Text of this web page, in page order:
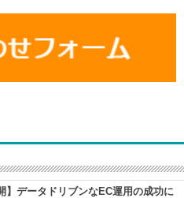
】データドリブンなEC運用の成功に